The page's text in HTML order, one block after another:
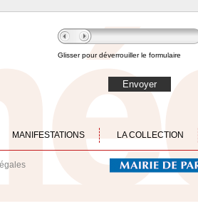
Glisser pour déverrouiller le formulaire
Envoyer
MANIFESTATIONS LA COLLECTION